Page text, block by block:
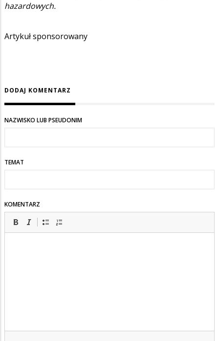
hazardowych.
Artykuł sponsorowany
DODAJ KOMENTARZ
NAZWISKO LUB PSEUDONIM
TEMAT
KOMENTARZ